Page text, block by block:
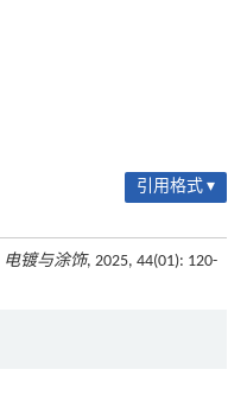
引用格式 ▾
电镀与涂饰, 2025, 44(01): 120-